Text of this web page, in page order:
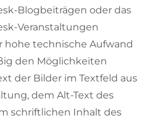
Blogbeiträgen oder das
Veranstaltungen
technische Aufwand
den Möglichkeiten
der Bilder im Textfeld aus
dem Alt-Text des
schriftlichen Inhalt des